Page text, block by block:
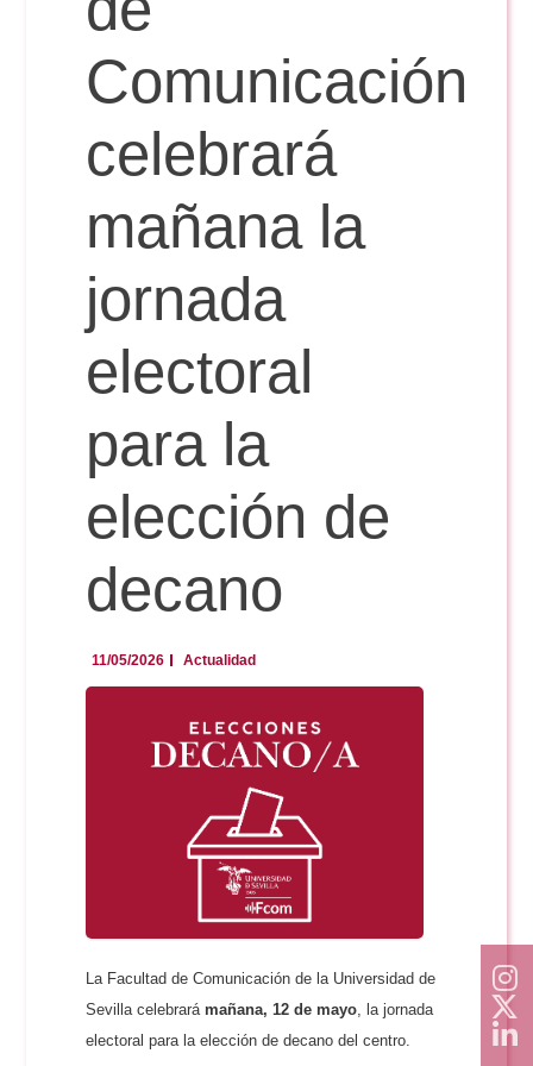
Comunicación Audiovisual
Doble Grado PER/CAV
#YoPractico
Boletines
Comunicación
celebrará
mañana la
jornada
electoral
para la
elección de
decano
11/05/2026 Actualidad
La Facultad de Comunicación de la Universidad de
Sevilla celebrarámañana, 12 de mayo, la jornada
electoral para la elección de decano del centro.